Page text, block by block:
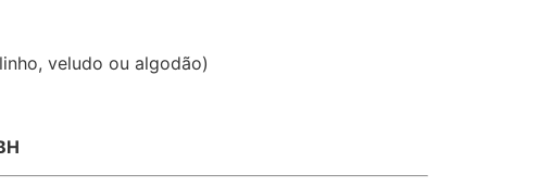
veludo ou algodão)